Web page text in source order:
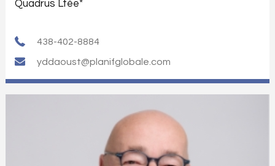
Quadrus Ltée*
438-402-8884
yddaoust@planifglobale.com